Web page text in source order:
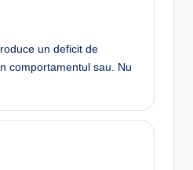
un deficit de
comportamentul sau. Nu